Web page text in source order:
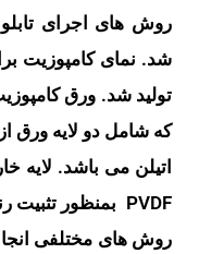
روش های اجرای تابلو
شد. نمای کامپوزیت
تولید شد. ورق
که شامل دو لایه ورق
اتیلن می باشد. لایه
PVDF بمنظور تثبیت رنگ است.
روش های مختلفی